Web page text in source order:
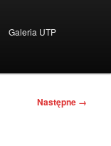
Galeria UTP
Następne →